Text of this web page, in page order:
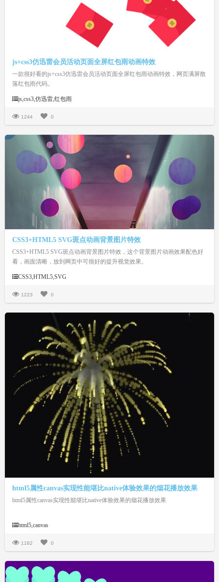
js+css3仿迅雷会员活动页面全屏红包雨动画特效
一款很好看的js+css3仿迅雷会员活动页面全屏红包雨动画特效，网页满屏散
落红包雨代码。
js,css3,仿迅雷,红包雨
1244 0
CSS3+HTML5 SVG斑点动画背景图片特效
CSS3+HTML5 SVG斑点动画背景图片特效，这个背景图片动画效果配色好
看，画面清晰，放到网页中可很好的提升视觉效果。
CSS3,HTML5,SVG
1223 0
html5属性canvas实现性能堪比native体验效果的烟花播放效果
html5属性canvas实现性能堪比native体验效果的烟花播放效果
html5,canvas
1182 0